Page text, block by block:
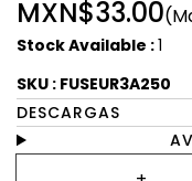
MXN$33.00
Stock Available :1
SKU : FUSEUR3A250
DESCARGAS